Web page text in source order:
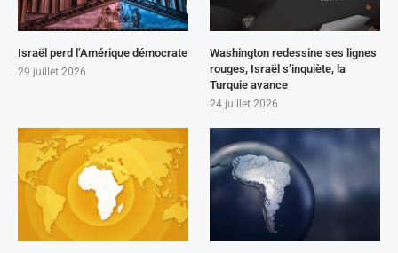
Israël perd l’Amérique démocrate
29 juillet 2026
Washington redessine ses lignes
rouges, Israël s’inquiète, la
Turquie avance
24 juillet 2026